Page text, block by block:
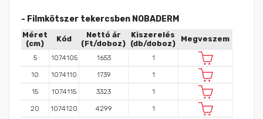
- Filmkötszer tekercsben NOBADERM
Méret
(cm)
Kód
Nettó ár
(Ft/doboz)
Kiszerelés
(db/doboz)
Megveszem
5 1074105 1653 1
10 1074110 1739 1
15 1074115 3323 1
20 1074120 4299 1